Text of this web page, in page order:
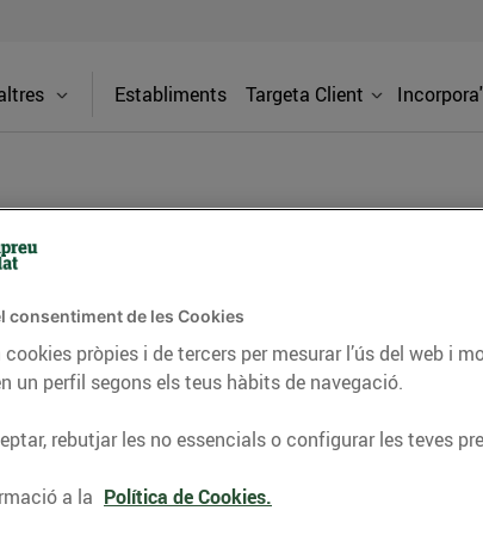
Establiments Targeta Client
consells nutricionals, informació
del nostre territori i molts altres temes.
CONSELLS I HÀBITS SALUDABLES
consentiment de les Cookies
pròpies i de tercers per mesurar l’ús del web i
un perfil segons els teus hàbits de navegació.
rebutjar les no essencials o configurar les teves
a la Política de Cookies.